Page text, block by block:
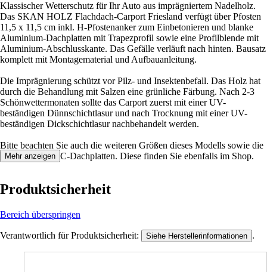
Klassischer Wetterschutz für Ihr Auto aus imprägniertem Nadelholz.
Das SKAN HOLZ Flachdach-Carport Friesland verfügt über Pfosten
11,5 x 11,5 cm inkl. H-Pfostenanker zum Einbetonieren und blanke
Aluminium-Dachplatten mit Trapezprofil sowie eine Profilblende mit
Aluminium-Abschlusskante. Das Gefälle verläuft nach hinten. Bausatz
komplett mit Montagematerial und Aufbauanleitung.
Die Imprägnierung schützt vor Pilz- und Insektenbefall. Das Holz hat
durch die Behandlung mit Salzen eine grünliche Färbung. Nach 2-3
Schönwettermonaten sollte das Carport zuerst mit einer UV-
beständigen Dünnschichtlasur und nach Trocknung mit einer UV-
beständigen Dickschichtlasur nachbehandelt werden.
Bitte beachten Sie auch die weiteren Größen dieses Modells sowie die
Variante mit PVC-Dachplatten. Diese finden Sie ebenfalls im Shop.
Mehr anzeigen
Produktsicherheit
Bereich überspringen
Verantwortlich für Produktsicherheit: Siehe Herstellerinformationen .